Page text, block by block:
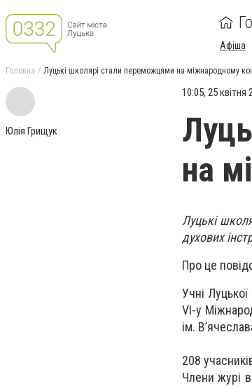
Афіша
Головна Луцькі школярі стали переможцями на міжнародному
Юлія Грищук
10:05, 25 квітня
на
Луцькі
духових
Про це
Учні
VI-у
ім.
208
Члени журі